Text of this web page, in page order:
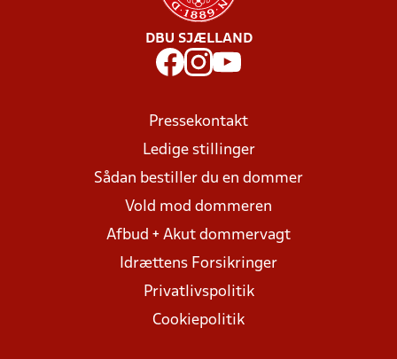
DBU SJÆLLAND
Pressekontakt
Ledige stillinger
Sådan bestiller du en dommer
Vold mod dommeren
Afbud + Akut dommervagt
Idrættens Forsikringer
Privatlivspolitik
Cookiepolitik